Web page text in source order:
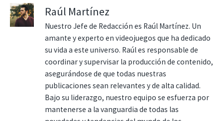
Raúl Martínez
Nuestro Jefe de Redacción es Raúl Martínez. Un
amante y experto en videojuegos que ha dedicado
su vida a este universo. Raúl es responsable de
coordinar y supervisar la producción de contenido,
asegurándose de que todas nuestras
publicaciones sean relevantes y de alta calidad.
Bajo su liderazgo, nuestro equipo se esfuerza por
mantenerse a la vanguardia de todas las